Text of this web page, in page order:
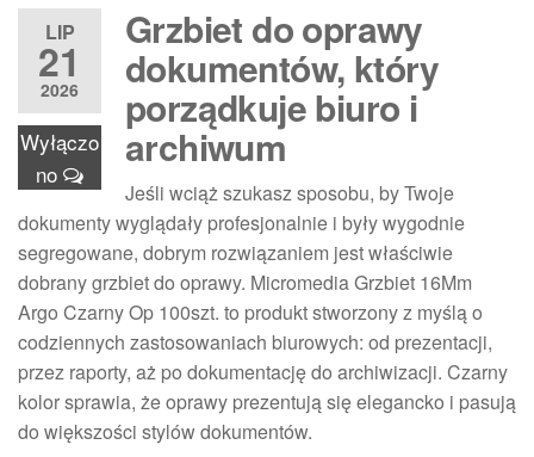
LIP
21
2026
Wyłączo
no
Grzbiet do oprawy
dokumentów, który
porządkuje biuro i
archiwum
Jeśli wciąż szukasz sposobu, by Twoje
dokumenty wyglądały profesjonalnie i były wygodnie
segregowane, dobrym rozwiązaniem jest właściwie
dobrany grzbiet do oprawy. Micromedia Grzbiet 16Mm
Argo Czarny Op 100szt. to produkt stworzony z myślą o
codziennych zastosowaniach biurowych: od prezentacji,
przez raporty, aż po dokumentację do archiwizacji. Czarny
kolor sprawia, że oprawy prezentują się elegancko i pasują
do większości stylów dokumentów.